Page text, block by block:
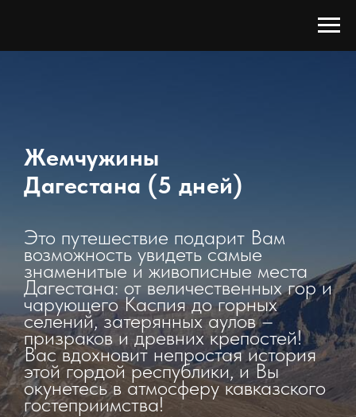
Жемчужины
Дагестана (5 дней)
Это путешествие подарит Вам
возможность увидеть самые
знаменитые и живописные места
Дагестана: от величественных гор и
чарующего Каспия до горных
селений, затерянных аулов –
призраков и древних крепостей!
Вас вдохновит непростая история
этой гордой республики, и Вы
окунетесь в атмосферу кавказского
гостеприимства!